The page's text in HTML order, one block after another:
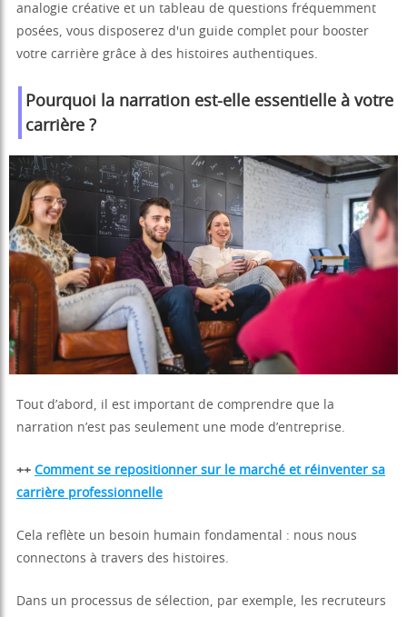
analogie créative et un tableau de questions fréquemment
posées, vous disposerez d'un guide complet pour booster
votre carrière grâce à des histoires authentiques.
Pourquoi la narration est-elle essentielle à votre
carrière ?
Tout d’abord, il est important de comprendre que la
narration n’est pas seulement une mode d’entreprise.
++ Comment se repositionner sur le marché et réinventer sa
carrière professionnelle
Cela reflète un besoin humain fondamental : nous nous
connectons à travers des histoires.
Dans un processus de sélection, par exemple, les recruteurs